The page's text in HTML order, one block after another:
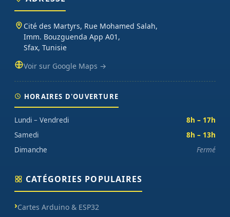
Cité des Martyrs, Rue Mohamed Salah,
Imm. Bouzguenda App A01,
Sfax, Tunisie
Voir sur Google Maps →
HORAIRES D'OUVERTURE
Lundi – Vendredi
8h – 17h
Samedi
8h – 13h
Dimanche
Fermé
CATÉGORIES POPULAIRES
Cartes Arduino & ESP32